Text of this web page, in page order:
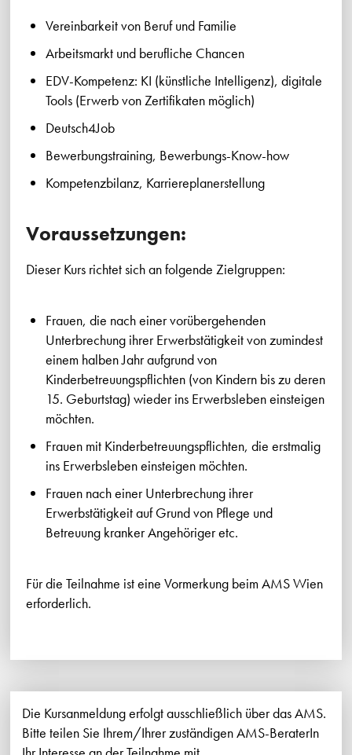
Vereinbarkeit von Beruf und Familie
Arbeitsmarkt und berufliche Chancen
EDV-Kompetenz: KI (künstliche Intelligenz), digitale
Tools (Erwerb von Zertifikaten möglich)
Deutsch4Job
Bewerbungstraining, Bewerbungs-Know-how
Kompetenzbilanz, Karriereplanerstellung
Voraussetzungen:
Dieser Kurs richtet sich an folgende Zielgruppen:
Frauen, die nach einer vorübergehenden
Unterbrechung ihrer Erwerbstätigkeit von zumindest
einem halben Jahr aufgrund von
Kinderbetreuungspflichten (von Kindern bis zu deren
15. Geburtstag) wieder ins Erwerbsleben einsteigen
möchten.
Frauen mit Kinderbetreuungspflichten, die erstmalig
ins Erwerbsleben einsteigen möchten.
Frauen nach einer Unterbrechung ihrer
Erwerbstätigkeit auf Grund von Pflege und
Betreuung kranker Angehöriger etc.
Für die Teilnahme ist eine Vormerkung beim AMS Wien
erforderlich.
Die Kursanmeldung erfolgt ausschließlich über das AMS.
Bitte teilen Sie Ihrem/Ihrer zuständigen AMS-BeraterIn